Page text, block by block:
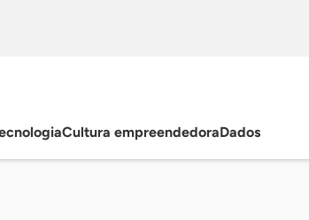
Cultura empreendedoraDados